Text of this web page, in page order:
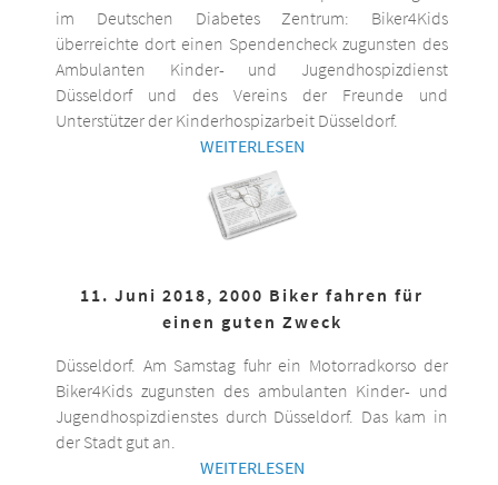
im Deutschen Diabetes Zentrum: Biker4Kids
überreichte dort einen Spendencheck zugunsten des
Ambulanten Kinder- und Jugendhospizdienst
Düsseldorf und des Vereins der Freunde und
Unterstützer der Kinderhospizarbeit Düsseldorf.
WEITERLESEN
11. Juni 2018, 2000 Biker fahren für
einen guten Zweck
Düsseldorf. Am Samstag fuhr ein Motorradkorso der
Biker4Kids zugunsten des ambulanten Kinder- und
Jugendhospizdienstes durch Düsseldorf. Das kam in
der Stadt gut an.
WEITERLESEN